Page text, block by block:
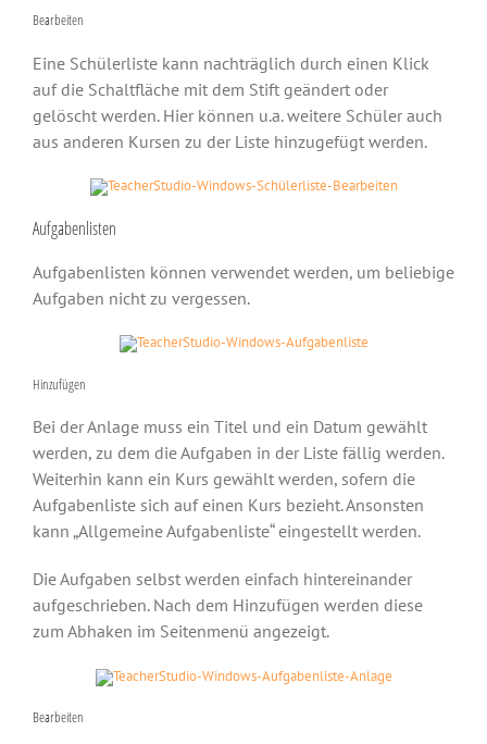
Bearbeiten
Eine Schülerliste kann nachträglich durch einen Klick
auf die Schaltfläche mit dem Stift geändert oder
gelöscht werden. Hier können u.a. weitere Schüler auch
aus anderen Kursen zu der Liste hinzugefügt werden.
Aufgabenlisten
Aufgabenlisten können verwendet werden, um beliebige
Aufgaben nicht zu vergessen.
Hinzufügen
Bei der Anlage muss ein Titel und ein Datum gewählt
werden, zu dem die Aufgaben in der Liste fällig werden.
Weiterhin kann ein Kurs gewählt werden, sofern die
Aufgabenliste sich auf einen Kurs bezieht. Ansonsten
kann „Allgemeine Aufgabenliste“ eingestellt werden.
Die Aufgaben selbst werden einfach hintereinander
aufgeschrieben. Nach dem Hinzufügen werden diese
zum Abhaken im Seitenmenü angezeigt.
Bearbeiten